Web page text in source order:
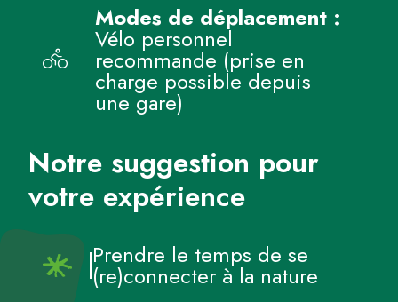
Modes de déplacement :
Vélo personnel
recommande (prise en
charge possible depuis
une gare)
Notre suggestion pour
votre expérience
Prendre le temps de se
(re)connecter à la nature